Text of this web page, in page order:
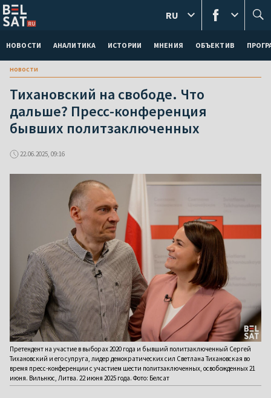
НОВОСТИ АНАЛИТИКА ИСТОРИИ МНЕНИЯ ОБЪЕКТИВ
RU
новости
Тихановский на свободе. Что
дальше? Пресс-конференция
бывших политзаключенных
22.06.2025, 09:16
Претендент на участие в выборах 2020 года и бывший политзаключенный Сергей
Тихановский и его супруга, лидер демократических сил Светлана Тихановская во
время пресс-конференции с участием шести политзаключенных, освобожденных 21
июня. Вильнюс, Литва. 22 июня 2025 года. Фото: Белсат